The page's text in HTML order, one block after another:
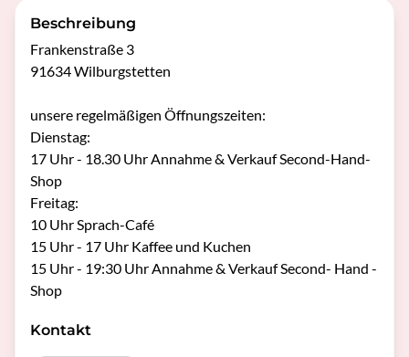
Beschreibung
Frankenstraße 3
91634 Wilburgstetten
unsere regelmäßigen Öffnungszeiten:
Dienstag:
17 Uhr - 18.30 Uhr Annahme & Verkauf Second-Hand-
Shop
Freitag:
10 Uhr Sprach-Café
15 Uhr - 17 Uhr Kaffee und Kuchen
15 Uhr - 19:30 Uhr Annahme & Verkauf Second- Hand -
Kontakt